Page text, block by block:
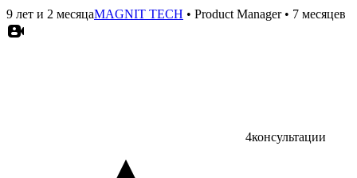
9 лет и 2 месяцаMAGNIT TECH • Product Manager• 7 месяцев
4консультации